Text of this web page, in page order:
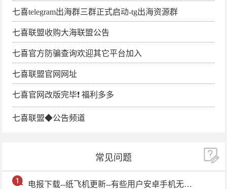
七喜telegram出海群三群正式启动-tg出海资源群
七喜联盟收购大海联盟公告
七喜官方防骗查询欢迎其它平台加入
七喜联盟官网网址
七喜官网改版完毕❗️ 福利多多
七喜联盟◆公告频道
常见问题
电报下载--纸飞机更新--有些用户安卓手机无法更新电报软件